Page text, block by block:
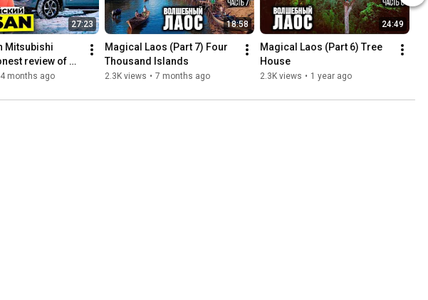
27:23
Mitsubishi
review of
4 months ago
18:58
Magical Laos (Part 7) Four
Thousand Islands
2.3K views • 7 months ago
24:49
Magical Laos (Part 6) Tree
House
2.3K views • 1 year ago